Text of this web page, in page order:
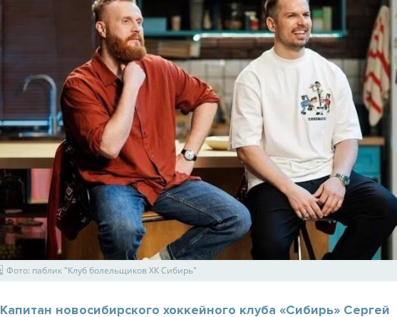
Фото: паблик "Клуб болельщиков ХК Сибирь"
Капитан новосибирского хоккейного клуба «Сибирь» Сергей